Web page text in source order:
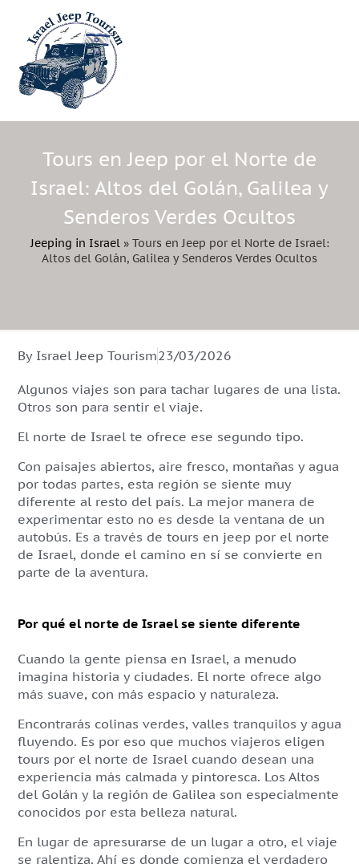
Tours en Jeep por el Norte de
Israel: Altos del Golán, Galilea y
Senderos Verdes Ocultos
Jeeping in Israel» Tours en Jeep por el Norte de Israel:
Altos del Golán, Galilea y Senderos Verdes Ocultos
By Israel Jeep Tourism23/03/2026
Algunos viajes son para tachar lugares de una lista.
Otros son para sentir el viaje.
El norte de Israel te ofrece ese segundo tipo.
Con paisajes abiertos, aire fresco, montañas y agua
por todas partes, esta región se siente muy
diferente al resto del país. La mejor manera de
experimentar esto no es desde la ventana de un
autobús. Es a través de tours en jeep por el norte
de Israel, donde el camino en sí se convierte en
parte de la aventura.
Por qué el norte de Israel se siente diferente
Cuando la gente piensa en Israel, a menudo
imagina historia y ciudades. El norte ofrece algo
más suave, con más espacio y naturaleza.
Encontrarás colinas verdes, valles tranquilos y agua
fluyendo. Es por eso que muchos viajeros eligen
tours por el norte de Israel cuando desean una
experiencia más calmada y pintoresca. Los Altos
del Golán y la región de Galilea son especialmente
conocidos por esta belleza natural.
En lugar de apresurarse de un lugar a otro, el viaje
se ralentiza. Ahí es donde comienza el verdadero